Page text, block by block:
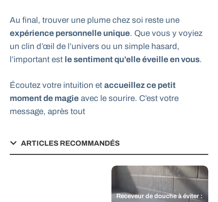
Au final, trouver une plume chez soi reste une
expérience personnelle unique. Que vous y voyiez
un clin d’œil de l’univers ou un simple hasard,
l’important est le sentiment qu’elle éveille en vous.
Écoutez votre intuition et accueillez ce petit
moment de magie avec le sourire. C’est votre
message, après tout
ARTICLES RECOMMANDÉS
Receveur de douche à éviter :